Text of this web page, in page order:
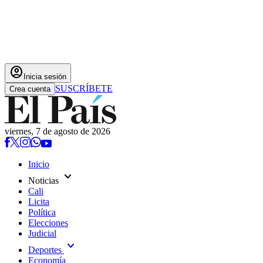
account_circle Inicia sesión
Crea cuenta SUSCRÍBETE
viernes, 7 de agosto de 2026
Inicio
Noticias expand_more
Cali
Licita
Política
Elecciones
Judicial
Deportes expand_more
Economía